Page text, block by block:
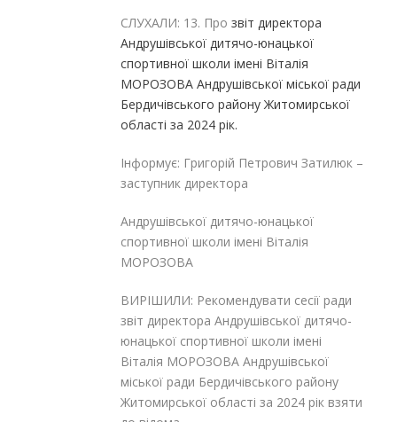
СЛУХАЛИ: 13. Про звіт директора
Андрушівської дитячо-юнацької
спортивної школи імені Віталія
МОРОЗОВА Андрушівської міської ради
Бердичівського району Житомирської
області за 2024 рік.
Інформує: Григорій Петрович Затилюк –
заступник директора
Андрушівської дитячо-юнацької
спортивної школи імені Віталія
МОРОЗОВА
ВИРІШИЛИ: Рекомендувати сесії ради
звіт директора Андрушівської дитячо-
юнацької спортивної школи імені
Віталія МОРОЗОВА Андрушівської
міської ради Бердичівського району
Житомирської області за 2024 рік взяти